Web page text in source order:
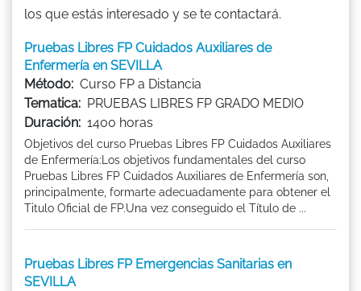
los que estás interesado y se te contactará.
Pruebas Libres FP Cuidados Auxiliares de
Enfermería en SEVILLA
Método: Curso FP a Distancia
Tematica: PRUEBAS LIBRES FP GRADO MEDIO
Duración: 1400 horas
Objetivos del curso Pruebas Libres FP Cuidados Auxiliares
de Enfermería:Los objetivos fundamentales del curso
Pruebas Libres FP Cuidados Auxiliares de Enfermería son,
principalmente, formarte adecuadamente para obtener el
Titulo Oficial de FP.Una vez conseguido el Título de ...
Pruebas Libres FP Emergencias Sanitarias en
SEVILLA